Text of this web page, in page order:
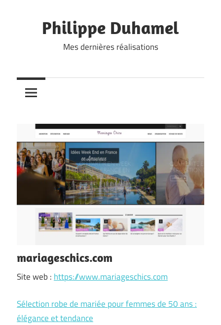
contentPhilippe Duhamel
Mes dernières réalisations
mariageschics.com
Site web : https://www.mariageschics.com
Sélection robe de mariée pour femmes de 50 ans :
élégance et tendance